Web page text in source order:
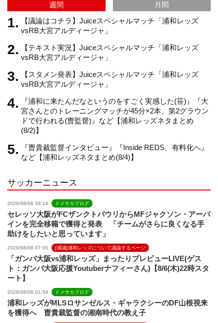
m h
a
n
週間
月間
【議論はコチラ】Juiceスペシャルマッチ「浦和レッズ
vsRB大宮アルディージャ」
【テキスト実況】Juiceスペシャルマッチ「浦和レッズ
vsRB大宮アルディージャ」
【スタメン発表】Juiceスペシャルマッチ「浦和レッズ
vsRB大宮アルディージャ」
『浦和に来たんだなというのをすごく実感した(笹)』『大
宮さんとのトレーニングマッチが45分×2本、第2グラウン
ドで行われる(曺監督)』など【浦和レッズネタまとめ
(8/2)】
『曺貴裁監督インタビュー』『Inside REDS、有料化へ』
など【浦和レッズネタまとめ(8/4)】
サッカーニュース
2026/08/06 08:14 ドメサカブログ
セレッソ大阪がFCザンクトパウリからMFジャクソン・アーバ
インを完全移籍で獲得と発表 「チームがさらに良くなる手
助けをしたいと思っています」
2026/08/06 07:00 [浦議]浦和レッズについて議論するページ
「ガンバ大阪vs浦和レッズ」まったりプレビューLIVE(ゲス
ト：ガンバ大阪応援Youtuberナフィーさん)【8/6(木)22時スタ
ート】
2026/08/06 01:54 ドメサカブログ
浦和レッズがMLSロサンゼルス・ギャラクシーのDF山根視来
を獲得へ 曺貴裁監督の湘南時代の教え子